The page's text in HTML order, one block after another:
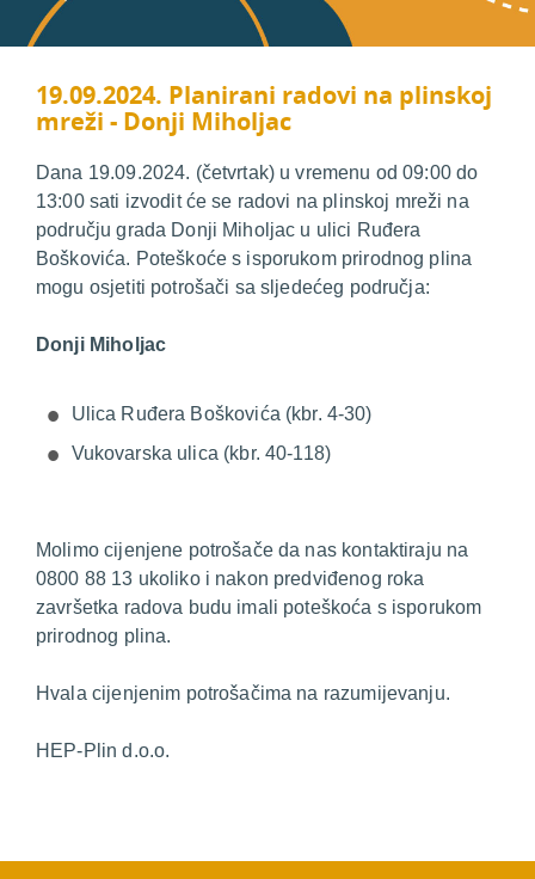
19.09.2024. Planirani radovi na plinskoj
mreži - Donji Miholjac
Dana 19.09.2024. (četvrtak) u vremenu od 09:00 do
13:00 sati izvodit će se radovi na plinskoj mreži na
području grada Donji Miholjac u ulici Ruđera
Boškovića. Poteškoće s isporukom prirodnog plina
mogu osjetiti potrošači sa sljedećeg područja:
Donji Miholjac
Ulica Ruđera Boškovića (kbr. 4-30)
Vukovarska ulica (kbr. 40-118)
Molimo cijenjene potrošače da nas kontaktiraju na
0800 88 13 ukoliko i nakon predviđenog roka
završetka radova budu imali poteškoća s isporukom
prirodnog plina.
Hvala cijenjenim potrošačima na razumijevanju.
HEP-Plin d.o.o.